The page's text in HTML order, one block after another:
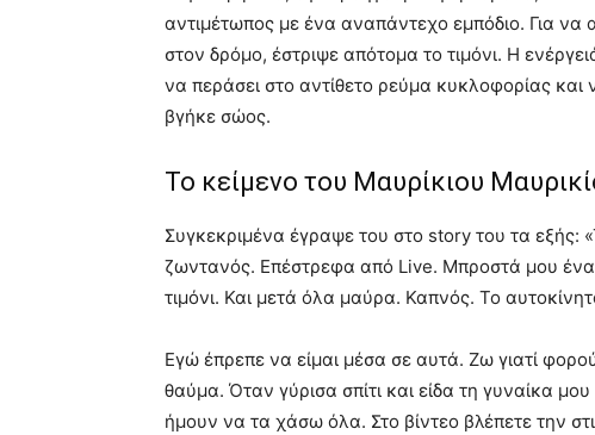
αντιμέτωπος με ένα αναπάντεχο εμπόδιο. Για
στον δρόμο, έστριψε απότομα το τιμόνι. Η
να περάσει στο αντίθετο ρεύμα κυκλοφορίας
βγήκε σώος.
Το κείμενο του Μαυρίκιου
Συγκεκριμένα έγραψε του στο story του τα
ζωντανός. Επέστρεφα από Live. Μπροστά μου
τιμόνι. Και μετά όλα μαύρα. Καπνός. Το
Εγώ έπρεπε να είμαι μέσα σε αυτά. Ζω γιατί
θαύμα. Όταν γύρισα σπίτι και είδα τη γυναίκα
ήμουν να τα χάσω όλα. Στο βίντεο βλέπετε την